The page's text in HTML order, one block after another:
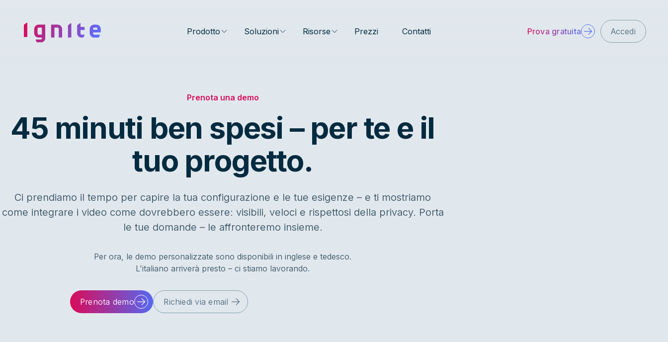
Ignite • Video Experience Cloud Prodotto Soluzioni Risorse Prezzi Contatti Prova gratuita Accedi
Prenota una demo
45 minuti ben spesi – per te e il
tuo progetto.
Ci prendiamo il tempo per capire la tua configurazione e le tue esigenze – e ti mostriamo
come integrare i video come dovrebbero essere: visibili, veloci e rispettosi della privacy. Porta
le tue domande – le affronteremo insieme.
Per ora, le demo personalizzate sono disponibili in inglese e tedesco.
L'italiano arriverà presto – ci stiamo lavorando.
Prenota demo Richiedi via email